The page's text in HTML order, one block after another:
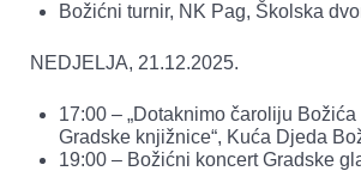
Božićni turnir, NK Pag, Školska
NEDJELJA, 21.12.2025.
17:00 – „Dotaknimo čaroliju
Gradske knjižnice“, Kuća Djeda
19:00 – Božićni koncert Gradske